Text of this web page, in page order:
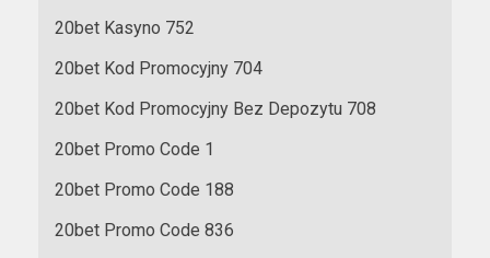
20bet Kasyno 752
20bet Kod Promocyjny 704
20bet Kod Promocyjny Bez Depozytu 708
20bet Promo Code 1
20bet Promo Code 188
20bet Promo Code 836